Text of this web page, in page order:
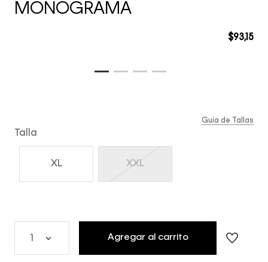
MONOGRAMA
$93,15
Talla
XL XXL
Guía de Tallas
Agregar al carrito